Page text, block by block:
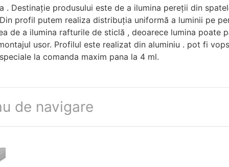
. Destinație produsului este de a ilumina pereții din
profil putem realiza distribuția uniformă a luminii pe
de a ilumina rafturile de sticlă , deoarece lumina
usor. Profilul este realizat din aluminiu . pot fi
la comanda maxim pana la 4 ml.
de navigare